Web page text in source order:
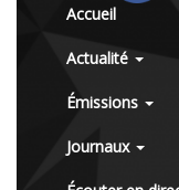
Accueil
Actualité
Émissions
Journaux